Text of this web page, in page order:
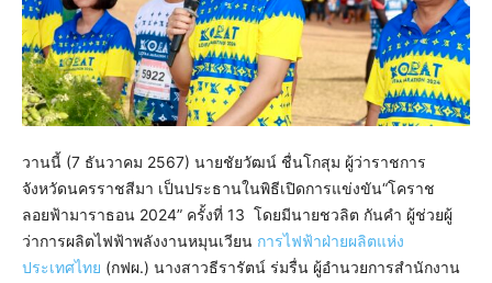
วานนี้ (7 ธันวาคม 2567) นายชัยวัฒน์ ชื่นโกสุม ผู้ว่าราชการ
จังหวัดนครราชสีมา เป็นประธานในพิธีเปิดการแข่งขัน“โคราช
ลอยฟ้ามาราธอน 2024” ครั้งที่ 13 โดยมีนายชวลิต กันคำ ผู้ช่วยผู้
ว่าการผลิตไฟฟ้าพลังงานหมุนเวียน การไฟฟ้าฝ่ายผลิตแห่ง
ประเทศไทย (กฟผ.) นางสาวธีรารัตน์ ร่มรื่น ผู้อำนวยการสำนักงาน